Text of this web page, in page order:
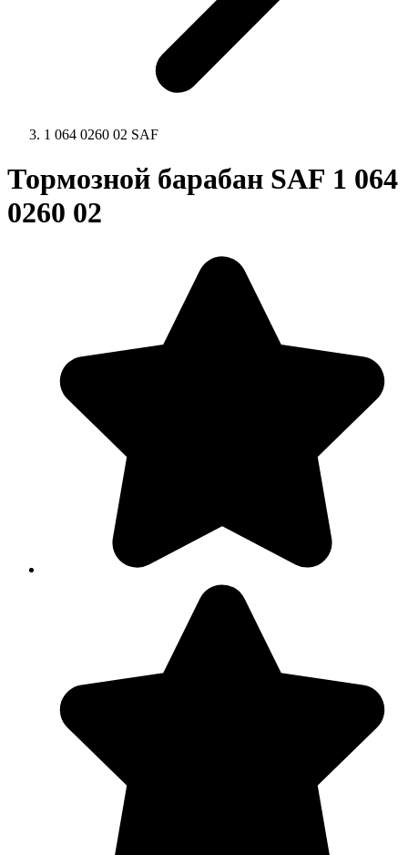
1 064 0260 02 SAF
Тормозной барабан SAF 1 064
0260 02